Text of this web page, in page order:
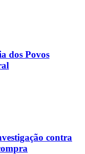
dos Povos
contra